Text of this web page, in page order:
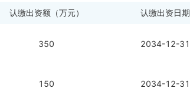
认缴出资额（万元） 认缴出资日期
350 2034-12-31
150 2034-12-31